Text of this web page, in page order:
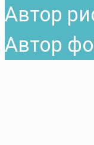
Автор
Автор